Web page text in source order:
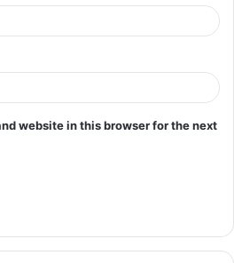
website in this browser for the next